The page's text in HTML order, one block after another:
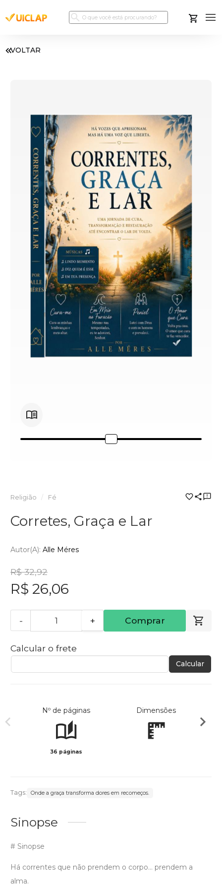
VOLTAR
Religião Fé
Corretes, Graça e Lar
Autor(a): Alle Méres
R$ 32,92
R$ 26,06
- + Comprar
Calcular o frete
Calcular
Nº de páginas
36 páginas
Dimensões
Tags: Onde a graça transforma dores em recomeços.
Sinopse
# Sinopse
Há correntes que não prendem o corpo… prendem a
alma.